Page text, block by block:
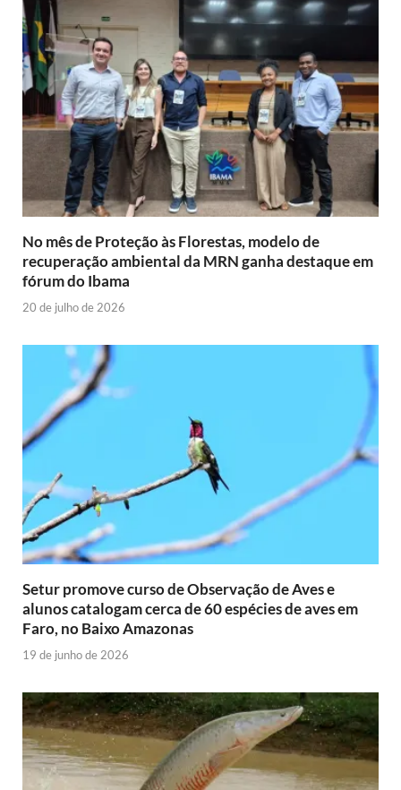
No mês de Proteção às Florestas, modelo de
recuperação ambiental da MRN ganha destaque em
fórum do Ibama
20 de julho de 2026
Setur promove curso de Observação de Aves e
alunos catalogam cerca de 60 espécies de aves em
Faro, no Baixo Amazonas
19 de junho de 2026